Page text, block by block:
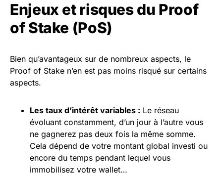
Enjeux et risques du Proof
of Stake (PoS)
Bien qu’avantageux sur de nombreux aspects, le
Proof of Stake n’en est pas moins risqué sur certains
aspects.
Les taux d’intérêt variables : Le réseau
évoluant constamment, d’un jour à l’autre vous
ne gagnerez pas deux fois la même somme.
Cela dépend de votre montant global investi ou
encore du temps pendant lequel vous
immobilisez votre wallet…